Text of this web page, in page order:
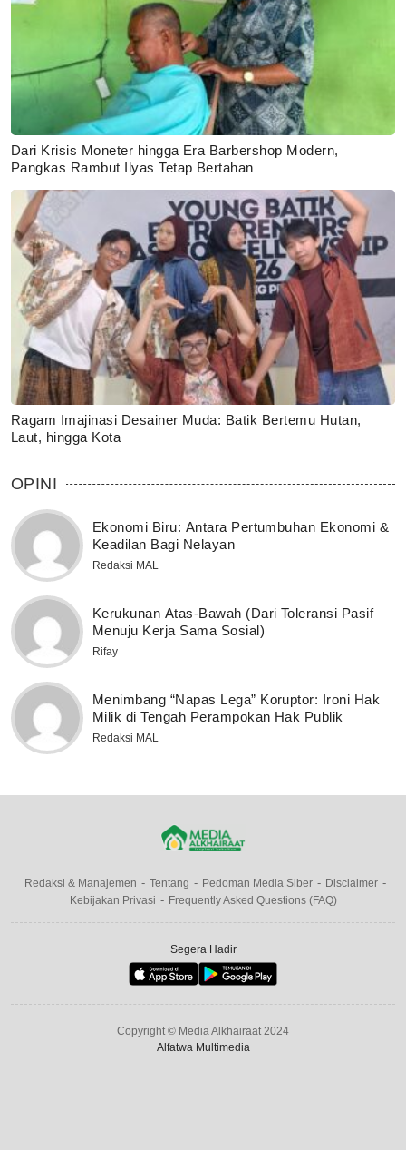
Dari Krisis Moneter hingga Era Barbershop Modern,
Pangkas Rambut Ilyas Tetap Bertahan
Ragam Imajinasi Desainer Muda: Batik Bertemu Hutan,
Laut, hingga Kota
OPINI
Ekonomi Biru: Antara Pertumbuhan Ekonomi &
Keadilan Bagi Nelayan
Redaksi MAL
Kerukunan Atas-Bawah (Dari Toleransi Pasif
Menuju Kerja Sama Sosial)
Rifay
Menimbang “Napas Lega” Koruptor: Ironi Hak
Milik di Tengah Perampokan Hak Publik
Redaksi MAL
Redaksi & Manajemen Tentang Pedoman Media Siber
Disclaimer
Kebijakan Privasi
Frequently Asked Questions (FAQ)
Segera Hadir
Copyright © Media Alkhairaat 2024
Alfatwa Multimedia